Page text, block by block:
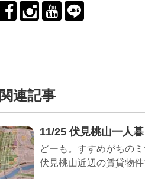
関連記事
11/25 伏見桃山一人
どーも。すすめがちの
伏見桃山近辺の賃貸物